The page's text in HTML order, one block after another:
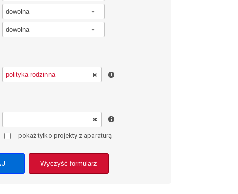
dowolna
dowolna
pokaż tylko projekty z aparaturą
Wyczyść formularz